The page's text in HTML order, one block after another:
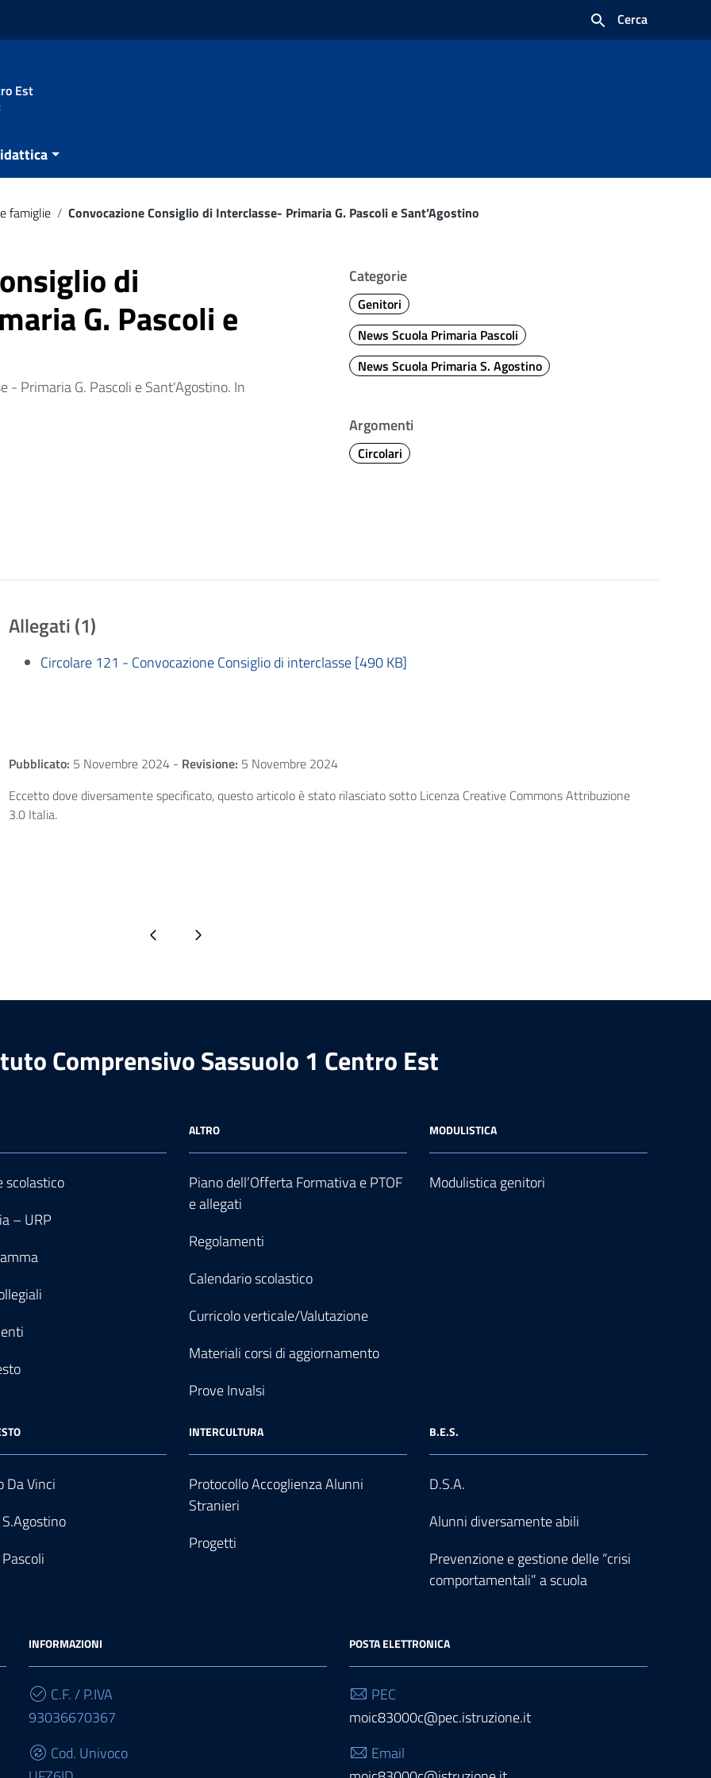
Cerca
Est
famiglie / Convocazione Consiglio di Interclasse- Primaria G. Pascoli e Sant’Agostino
di
G. Pascoli e
- Primaria G. Pascoli e Sant'Agostino. In
Categorie
Genitori
News Scuola Primaria Pascoli
News Scuola Primaria S. Agostino
Argomenti
Circolari
Allegati (1)
Circolare 121 - Convocazione Consiglio di interclasse [490 KB]
Pubblicato: 5 Novembre 2024 - Revisione: 5 Novembre 2024
Eccetto dove diversamente specificato, questo articolo è stato rilasciato sotto Licenza Creative Commons Attribuzione
3.0 Italia.
Pagina precedentePagina successiva
Comprensivo Sassuolo 1 Centro Est
scolastico
– URP
ALTRO
Piano dell’Offerta Formativa e PTOF
e allegati
Regolamenti
Calendario scolastico
Curricolo verticale/Valutazione
Materiali corsi di aggiornamento
Prove Invalsi
MODULISTICA
Modulistica genitori
Da Vinci
INTERCULTURA
Protocollo Accoglienza Alunni
Stranieri
Progetti
B.E.S.
D.S.A.
Alunni diversamente abili
Prevenzione e gestione delle “crisi
comportamentali” a scuola
INFORMAZIONI
C.F. / P.IVA
93036670367
Cod. Univoco
POSTA ELETTRONICA
PEC
moic83000c@pec.istruzione.it
Email